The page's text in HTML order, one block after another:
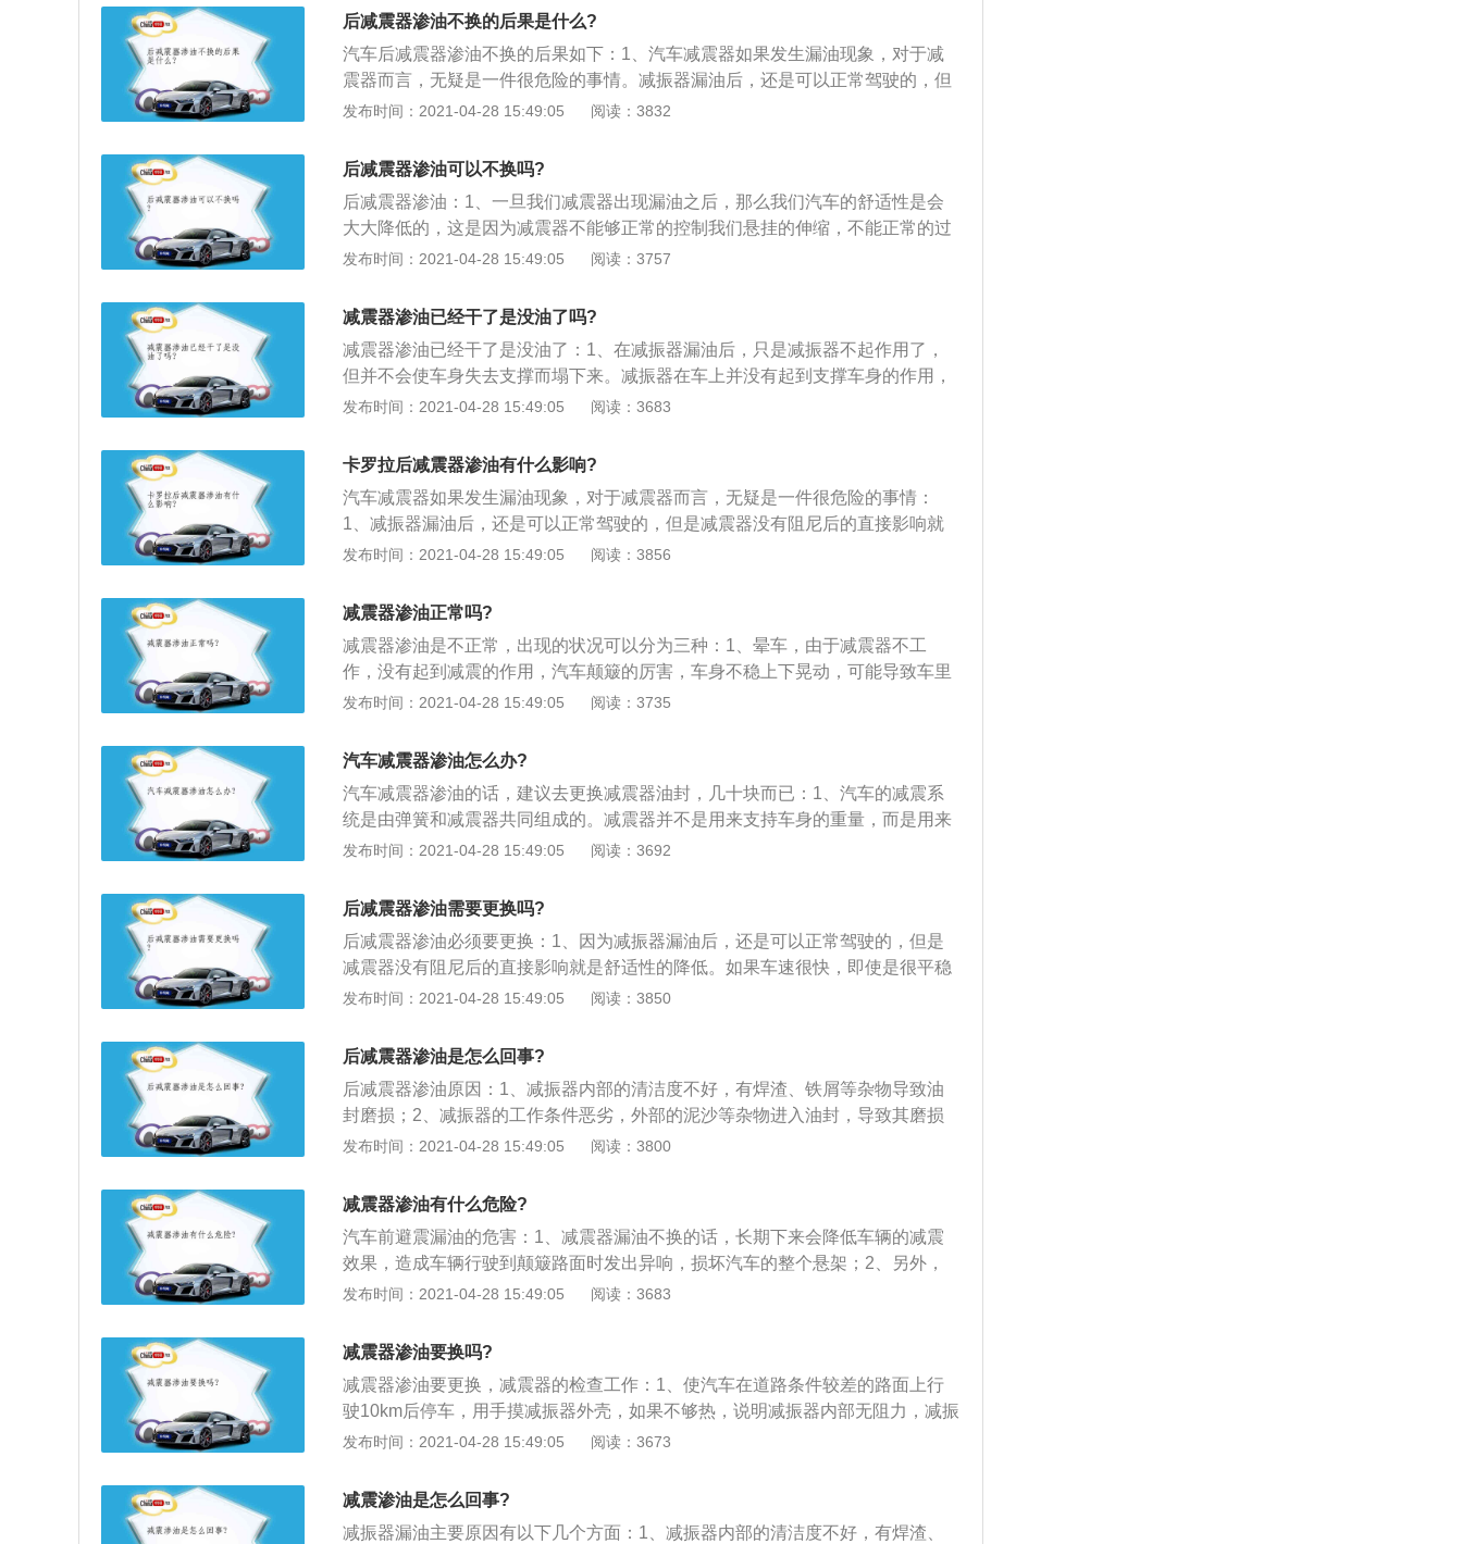
热能，再由减震器吸收散发到大气中。在油液通道截面和等因素不变时，阻尼力
随车架与车桥（或车轮）之间的相对运动速度增减，并与油液粘度有关；3、汽
车的减震系统是由弹簧和减震器共同组成的。减震器并不是用来支持车身的重
冲击的作用，将\"大能量一次冲击\"变为\"小能量多次冲击\"，而减震器就是逐步将
面时将会产生严重的弹跳，过弯时也会因为弹簧上下的震荡而造成轮胎抓地力和
循迹性的丧失。
消除，应将减震器拔出来。如果有发夹或重量不等于重量，则进一步检查活塞与
气缸之间的间隙是否过大，减震器活塞杆是否弯曲，以及活塞杆表面。气缸上是
否有划痕或拉痕；3、如果避震器没有漏油，检查避震器的连接销、连杆、连接
孔、橡胶衬套是否损坏、脱焊、断裂或脱落。如果上述检查正常，则应进一步分
解减震器，以检查活塞与气缸之间的间隙是否过大，气缸是否有任何应变，阀门
裂。适当修理或更换零件。
后减震器渗油不换的后果是什么?
汽车后减震器渗油不换的后果如下：1、汽车减震器如果发生漏油现象，对于减
震器而言，无疑是一件很危险的事情。减振器漏油后，还是可以正常驾驶的，但
是减震器没有阻尼后的直接影响就是舒适性的降低。如果车速很快，即使是很平
此时遇到紧急情况，急刹车后，车身的重心前移，压缩了弹簧，由于没有减振器
的工作，即使车停住了，车身还是会不断的上下起伏。如果此时高速过弯，重心
向转弯方向的外侧移动，外侧的弹簧有会被压缩，回到直线后，也是由于没有减
振器的工作，车身还是不不断的左右晃动；3、一辆重心上下窜动、左右晃动的
车辆，在进行高速后者极限驾驶。因此建议，还是要即时更换新的减振器，相对
发布时间：2021-04-28 15:49:05 阅读：3832
后减震器渗油可以不换吗?
后减震器渗油：1、一旦我们减震器出现漏油之后，那么我们汽车的舒适性是会
大大降低的，这是因为减震器不能够正常的控制我们悬挂的伸缩，不能正常的过
滤路面的颠簸了；2、而且比较重要的是，如果我们的减震器长期属于漏油的情
能出现减振器断裂的这种情况，一旦减振器断裂我们骑车在高速行驶时就非常的
危险，会危及到我们的行驶安全；3、所以当我们发现减震器刚开始漏油的时
候，我们是可以勉强进行使用的，但是我不建议大家长期使用漏油的减震器。
发布时间：2021-04-28 15:49:05 阅读：3757
减震器渗油已经干了是没油了吗?
减震器渗油已经干了是没油了：1、在减振器漏油后，只是减振器不起作用了，
但并不会使车身失去支撑而塌下来。减振器在车上并没有起到支撑车身的作用，
它仅仅是起到为了避免车身不断上下振动的一个衰减功能；2、当车辆的减振器
降低。如果车速很快，即使是很平稳的公路，一样会引起上下的起伏，从而严重
的降低了车辆的稳定性。如果此时遇到紧急情况，急刹车后，车身的重心前移，
压缩了弹簧，由于没有减振器的工作，即使车停住了，车身还是会不断的上下起
伏。如果此时高速过弯，重心向转弯方向的外侧移动，外侧的弹簧有会被压缩，
回到直线后，也是由于没有减振器的工作，车身还是不不断的左右晃动；3、一
还是要即时更换新的减振器，相对于舒适性的损失，潜在的高速安全隐患更为重
要。还有就是减震器一定要将左右两侧同时更换，以免出现两侧减震器的阻尼不
同，导致车辆出现左右摇摆的现象。
发布时间：2021-04-28 15:49:05 阅读：3683
卡罗拉后减震器渗油有什么影响?
汽车减震器如果发生漏油现象，对于减震器而言，无疑是一件很危险的事情：
1、减振器漏油后，还是可以正常驾驶的，但是减震器没有阻尼后的直接影响就
是舒适性的降低；2、如果车速很快，即使是很平稳的公路，一样会引起上下的
后，车身的重心前移，压缩了弹簧，由于没有减振器的工作，即使车停住了，车
身还是会不断的上下起伏；4、如果此时高速过弯，重心向转弯方向的外侧移
动，外侧的弹簧有会被压缩，回到直线后，也是由于没有减振器的工作，车身还
是不不断的左右晃动；5、一辆重心上下窜动、左右晃动的车辆，在进行高速后
者极限驾驶。因此建议，还是要即时更换新的减振器，相对于舒适性的损失，潜
发布时间：2021-04-28 15:49:05 阅读：3856
减震器渗油正常吗?
减震器渗油是不正常，出现的状况可以分为三种：1、晕车，由于减震器不工
作，没有起到减震的作用，汽车颠簸的厉害，车身不稳上下晃动，可能导致车里
人晕车状况；2、安全降低，减震器失效，汽车颠簸的使用，弹簧会有多余的震
危险；3、操控性差，在开车上路颠簸厉害的时候，汽车控制性较低，容易出现
危险。一旦发现减震器失效，没有解决的办法，开车可以慢些，确保安全最重
要。
发布时间：2021-04-28 15:49:05 阅读：3735
汽车减震器渗油怎么办?
汽车减震器渗油的话，建议去更换减震器油封，几十块而已：1、汽车的减震系
统是由弹簧和减震器共同组成的。减震器并不是用来支持车身的重量，而是用来
抑制弹簧吸震后反弹时的震荡和吸收路面冲击的能量；2、弹簧起缓和冲击的作
次冲击”减少；3、如果你开过减振器已坏掉的车，你就可以体会汽车通过每一坑
洞、起伏后余波荡漾的弹跳，而减振器正是用来抑制这种弹跳的；4、没有减振
器将无法控制弹簧的反弹，汽车遇到崎岖的路面时将会产生严重的弹跳，过弯时
也会因为弹簧上下的震荡而造成轮胎抓地力和循迹性的丧失。
发布时间：2021-04-28 15:49:05 阅读：3692
后减震器渗油需要更换吗?
后减震器渗油必须要更换：1、因为减振器漏油后，还是可以正常驾驶的，但是
减震器没有阻尼后的直接影响就是舒适性的降低。如果车速很快，即使是很平稳
的公路，一样会引起上下的起伏，从而严重的降低了车辆的稳定性；2、如果此
工作，即使车停住了，车身还是会不断的上下起伏；3、如果此时高速过弯，重
心向转弯方向的外侧移动，外侧的弹簧有会被压缩，回到直线后，也是由于没有
减振器的工作，车身还是不不断的左右晃动。一辆重心上下窜动、左右晃动的车
辆，在进行高速后者极限驾驶；4、还有要提醒您的就是减震器一定要将左右两
侧同时更换，以免出现两侧减震器的阻尼不同，导致车辆行驶中出现左右摇摆的
封、密封垫圈损坏失效，应更换新的密封件；6、如果仍然不能消除漏油，应拉
出减振杆，若感到有发卡或轻重不一时，再进一步检查活塞与缸筒间的间隙是否
过大，减振器活塞连杆有无弯曲，活塞连杆表面和缸筒是否有划伤或拉痕。
发布时间：2021-04-28 15:49:05 阅读：3850
后减震器渗油是怎么回事?
后减震器渗油原因：1、减振器内部的清洁度不好，有焊渣、铁屑等杂物导致油
封磨损；2、减振器的工作条件恶劣，外部的泥沙等杂物进入油封，导致其磨损
漏油；3、减振器油封的密封唇口老化，失去密封功能；4、还有就是有的车主在
漏油；5、控制活塞运动的支杆需要在金属管的一端延长出来，那么这个部位是
需要严格密封的，一般的漏油都与这里的密闭不严有直接的关系。
发布时间：2021-04-28 15:49:05 阅读：3800
减震器渗油有什么危险?
汽车前避震漏油的危害：1、减震器漏油不换的话，长期下来会降低车辆的减震
效果，造成车辆行驶到颠簸路面时发出异响，损坏汽车的整个悬架；2、另外，
长时间不换的话还影响乘坐舒适性；3、减震器漏油会造成前轮两侧受力不均会
数目要高得多。
发布时间：2021-04-28 15:49:05 阅读：3683
减震器渗油要换吗?
减震器渗油要更换，减震器的检查工作：1、使汽车在道路条件较差的路面上行
驶10km后停车，用手摸减振器外壳，如果不够热，说明减振器内部无阻力，减振
器不工作。此时，可加入适当的润滑油，再进行试验，若外壳发热，则为减振器
开，如果汽车有2-3次跳跃，则说明减振器工作良好；3、当汽车缓慢行驶而紧急
制动时，若汽车振动比较剧烈，说明减振器有问题；4、拆下减振器将其直立，
发布时间：2021-04-28 15:49:05 阅读：3673
减震渗油是怎么回事?
减振器漏油主要原因有以下几个方面：1、减振器内部的清洁度不好，有焊渣、